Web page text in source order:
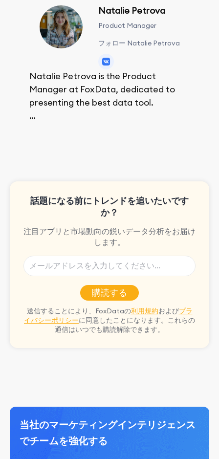
Natalie Petrova
Product Manager
フォロー Natalie Petrova
Natalie Petrova is the Product
Manager at FoxData, dedicated to
presenting the best data tool.
話題になる前にトレンドを追いたいです
か？
注目アプリと市場動向の鋭いデータ分析をお届け
します。
購読する
送信することにより、FoxDataの利用規約およびプラ
イバシーポリシーに同意したことになります。これらの
通信はいつでも購読解除できます。
当社のマーケティングインテリジェンス
でチームを強化する